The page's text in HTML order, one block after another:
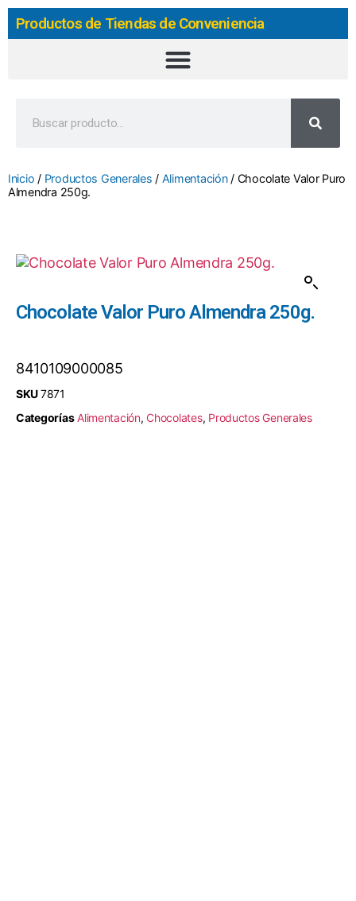
Productos de Tiendas de Conveniencia
Inicio / Productos Generales / Alimentación/ Chocolate Valor Puro
Almendra 250g.
Chocolate Valor Puro Almendra 250g.
8410109000085
SKU7871
Categorías Alimentación, Chocolates, Productos Generales